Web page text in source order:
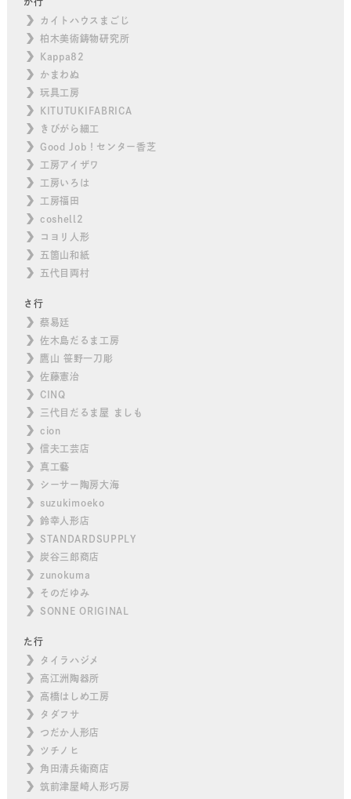
カイトハウスまごじ
柏木美術鋳物研究所
Kappa82
かまわぬ
玩具工房
KITUTUKIFABRICA
きびがら細工
Good Job！センター香芝
工房アイザワ
工房いろは
工房福田
coshell2
コヨリ人形
五箇山和紙
五代目両村
さ行
蔡易廷
佐木島だるま工房
鷹山 笹野一刀彫
佐藤憲治
CINQ
三代目だるま屋 ましも
cion
信夫工芸店
真工藝
シーサー陶房大海
suzukimoeko
鈴幸人形店
STANDARDSUPPLY
炭谷三郎商店
zunokuma
そのだゆみ
SONNE ORIGINAL
た行
タイラハジメ
高江洲陶器所
高橋はしめ工房
タダフサ
つだか人形店
ツチノヒ
角田清兵衛商店
筑前津屋崎人形巧房